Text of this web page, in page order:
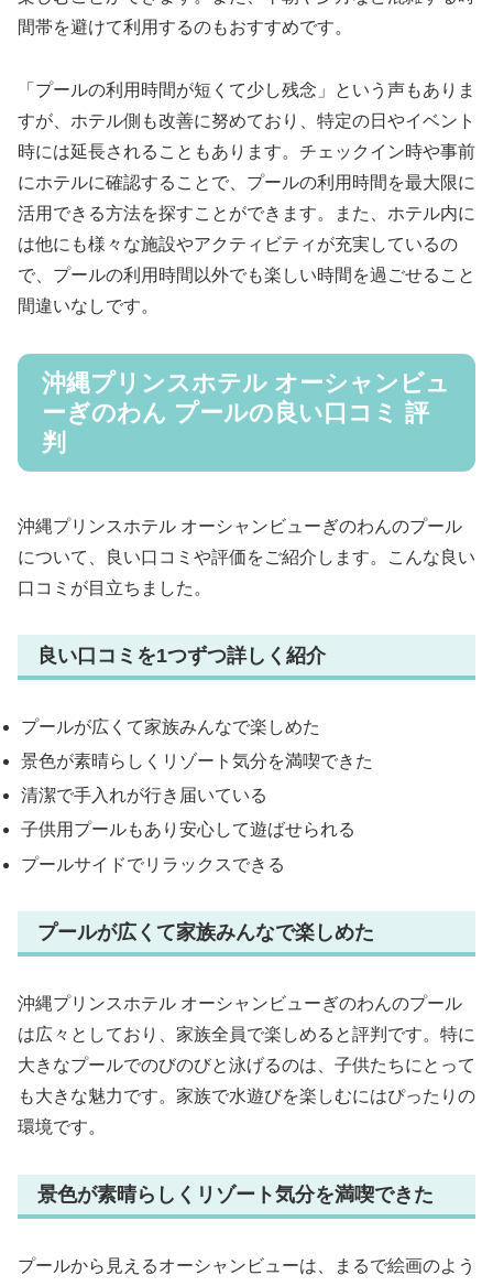
間帯を避けて利用するのもおすすめです。
「プールの利用時間が短くて少し残念」という声もありま
すが、ホテル側も改善に努めており、特定の日やイベント
時には延長されることもあります。チェックイン時や事前
にホテルに確認することで、プールの利用時間を最大限に
活用できる方法を探すことができます。また、ホテル内に
は他にも様々な施設やアクティビティが充実しているの
で、プールの利用時間以外でも楽しい時間を過ごせること
間違いなしです。
沖縄プリンスホテル オーシャンビュ
ーぎのわん プールの良い口コミ 評
判
沖縄プリンスホテル オーシャンビューぎのわんのプール
について、良い口コミや評価をご紹介します。こんな良い
口コミが目立ちました。
良い口コミを1つずつ詳しく紹介
プールが広くて家族みんなで楽しめた
景色が素晴らしくリゾート気分を満喫できた
清潔で手入れが行き届いている
子供用プールもあり安心して遊ばせられる
プールサイドでリラックスできる
プールが広くて家族みんなで楽しめた
沖縄プリンスホテル オーシャンビューぎのわんのプール
は広々としており、家族全員で楽しめると評判です。特に
大きなプールでのびのびと泳げるのは、子供たちにとって
も大きな魅力です。家族で水遊びを楽しむにはぴったりの
環境です。
景色が素晴らしくリゾート気分を満喫できた
プールから見えるオーシャンビューは、まるで絵画のよう